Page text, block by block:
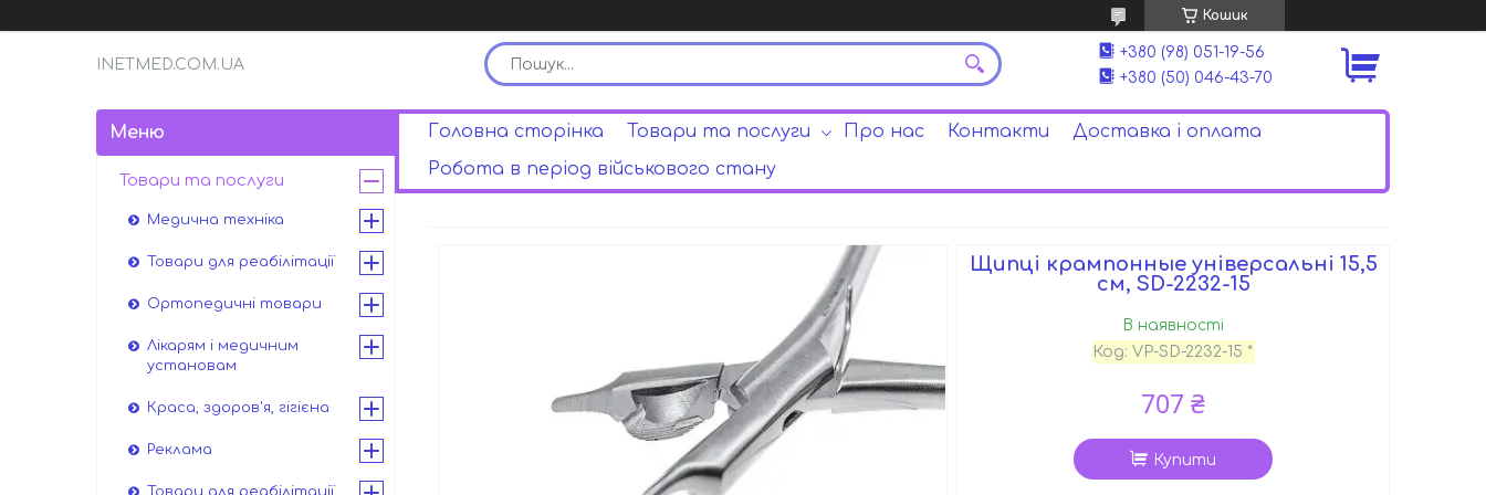
Кошик
INETMED.COM.UA
+380 (98) 051-19-56
+380 (50) 046-43-70
Головна сторінка Товари та послуги Про нас Контакти
Доставка і оплата
Робота в період військового стану
Щипці крампонные універсальні 15,5
см, SD-2232-15
В наявності
Код: VP-SD-2232-15 *
707 ₴
Купити
Товари та послуги
Медична техніка
Товари для реабілітації
Ортопедичні товари
Лікарям і медичним
установам
Краса, здоров'я, гігієна
Реклама
Товари для реабілітації